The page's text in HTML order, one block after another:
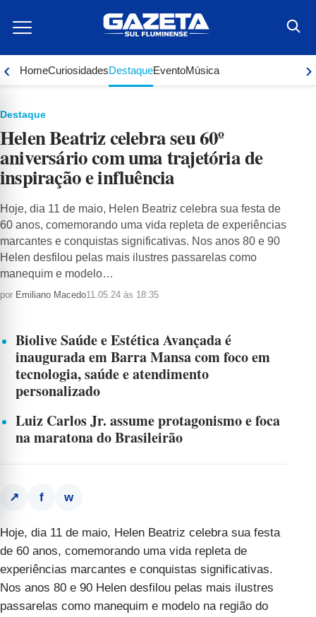
para
conteúdo
‹ HomeCuriosidadesDestaqueEventoMúsica ›
Destaque
Helen Beatriz celebra seu 60º
aniversário com uma trajetória de
inspiração e influência
Hoje, dia 11 de maio, Helen Beatriz celebra sua festa de
60 anos, comemorando uma vida repleta de experiências
marcantes e conquistas significativas. Nos anos 80 e 90
Helen desfilou pelas mais ilustres passarelas como
manequim e modelo…
por Emiliano Macedo11.05.24 às 18:35
Biolive Saúde e Estética Avançada é
inaugurada em Barra Mansa com foco em
tecnologia, saúde e atendimento
personalizado
Luiz Carlos Jr. assume protagonismo e foca
na maratona do Brasileirão
↗ f w
Hoje, dia 11 de maio, Helen Beatriz celebra sua festa
de 60 anos, comemorando uma vida repleta de
experiências marcantes e conquistas significativas.
Nos anos 80 e 90 Helen desfilou pelas mais ilustres
passarelas como manequim e modelo na região do